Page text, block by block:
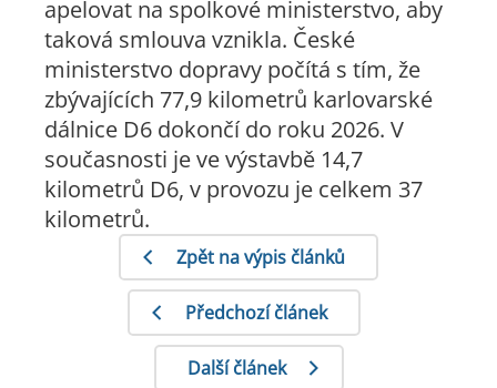
apelovat na spolkové ministerstvo, aby
taková smlouva vznikla. České
ministerstvo dopravy počítá s tím, že
zbývajících 77,9 kilometrů karlovarské
dálnice D6 dokončí do roku 2026. V
současnosti je ve výstavbě 14,7
kilometrů D6, v provozu je celkem 37
kilometrů.
Zpět na výpis článků
Předchozí článek
Další článek